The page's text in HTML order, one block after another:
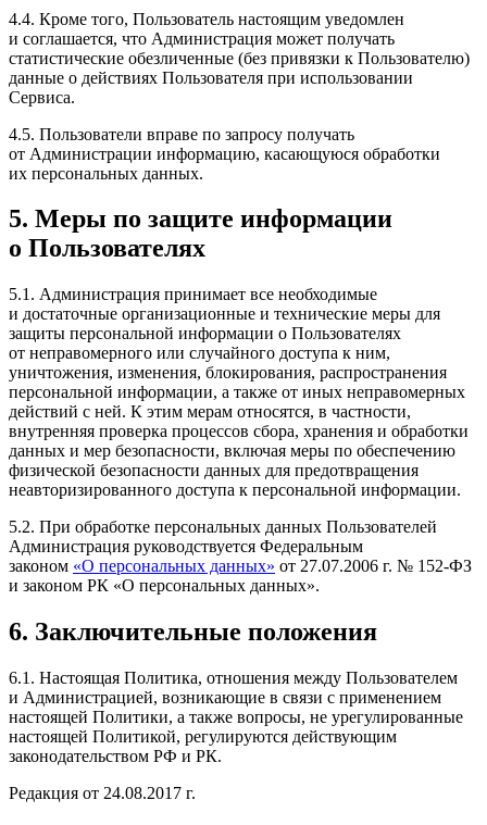
4.4. Кроме того, Пользователь настоящим уведомлен
и соглашается, что Администрация может получать
статистические обезличенные (без привязки к Пользователю)
данные о действиях Пользователя при использовании
Сервиса.
4.5. Пользователи вправе по запросу получать
от Администрации информацию, касающуюся обработки
их персональных данных.
5. Меры по защите информации
о Пользователях
5.1. Администрация принимает все необходимые
и достаточные организационные и технические меры для
защиты персональной информации о Пользователях
от неправомерного или случайного доступа к ним,
уничтожения, изменения, блокирования, распространения
персональной информации, а также от иных неправомерных
действий с ней. К этим мерам относятся, в частности,
внутренняя проверка процессов сбора, хранения и обработки
данных и мер безопасности, включая меры по обеспечению
физической безопасности данных для предотвращения
неавторизированного доступа к персональной информации.
5.2. При обработке персональных данных Пользователей
Администрация руководствуется Федеральным
законом «О персональных данных» от 27.07.2006 г. № 152-ФЗ
и законом РК «О персональных данных».
6. Заключительные положения
6.1. Настоящая Политика, отношения между Пользователем
и Администрацией, возникающие в связи с применением
настоящей Политики, а также вопросы, не урегулированные
настоящей Политикой, регулируются действующим
законодательством РФ и РК.
Редакция от 24.08.2017 г.